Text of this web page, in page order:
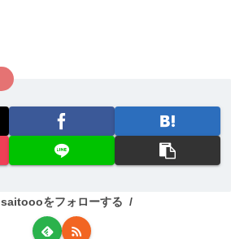
saitoooをフォローする